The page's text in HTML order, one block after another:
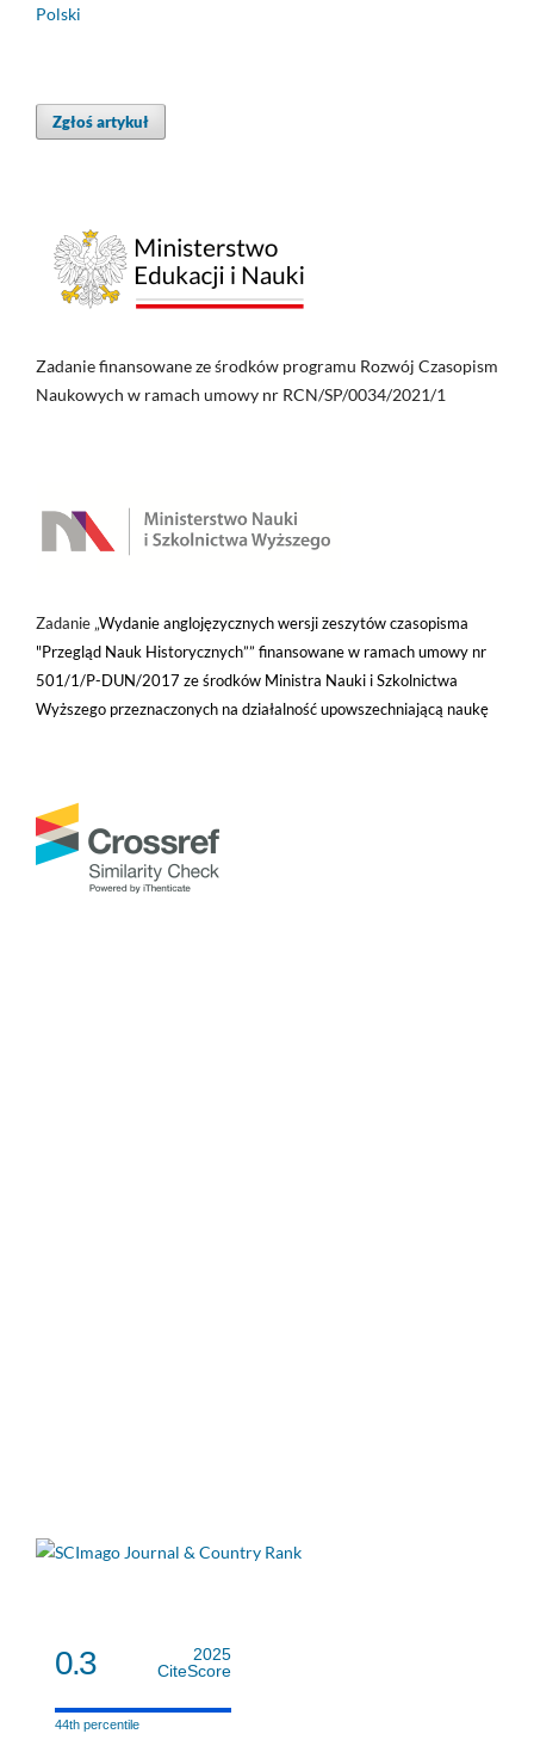
Polski
Zgłoś artykuł
Zadanie finansowane ze środków programu Rozwój Czasopism
Naukowych w ramach umowy nr RCN/SP/0034/2021/1
Zadanie „Wydanie anglojęzycznych wersji zeszytów czasopisma
"Przegląd Nauk Historycznych”” finansowane w ramach umowy nr
501/1/P-DUN/2017 ze środków Ministra Nauki i Szkolnictwa
Wyższego przeznaczonych na działalność upowszechniającą naukę
0.3
2025
CiteScore
44th percentile